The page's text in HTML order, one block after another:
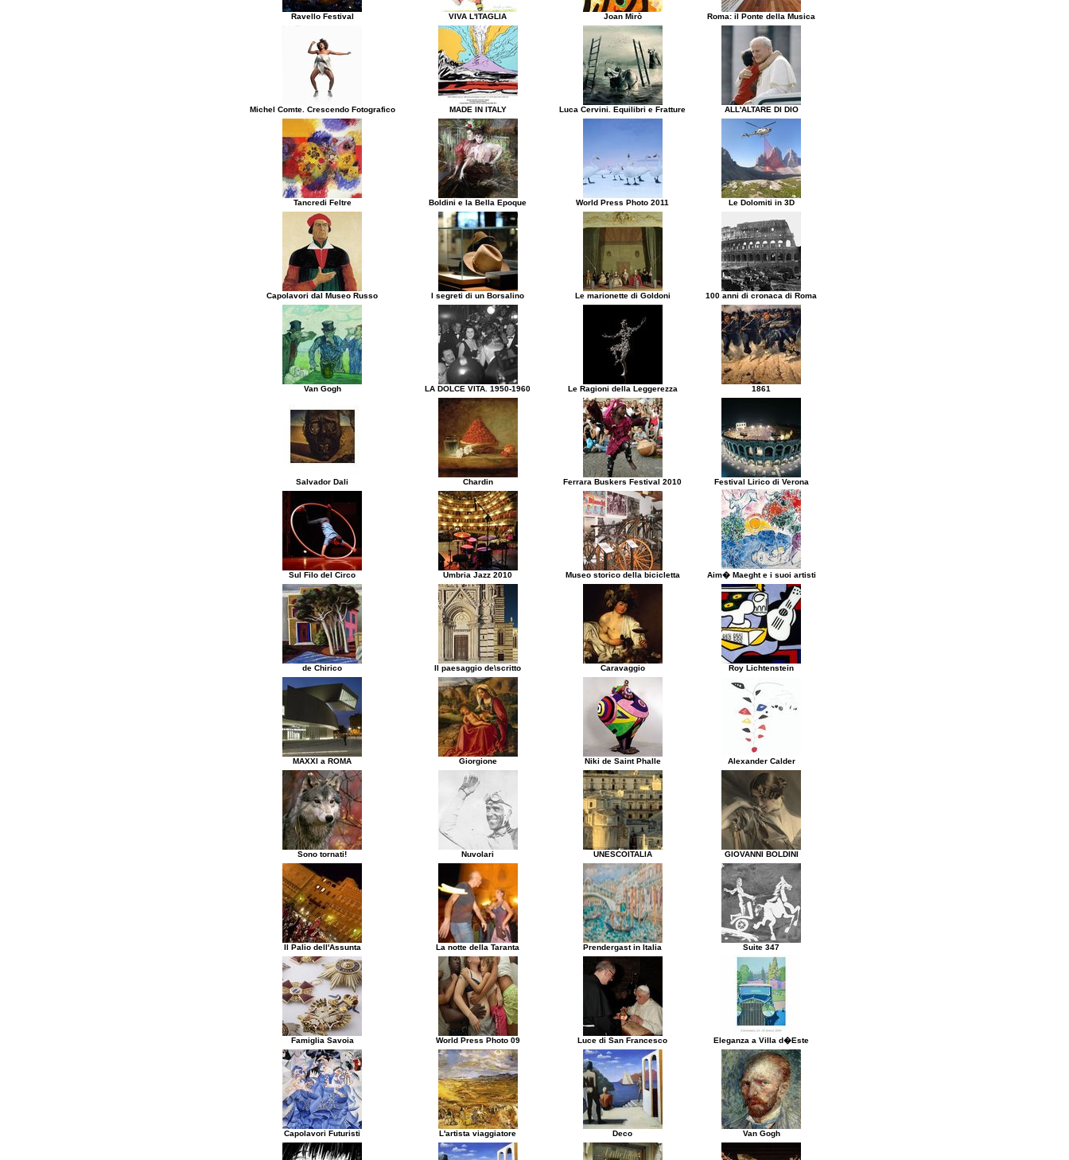
Ravello Festival VIVA L'ITAGLIA Joan Mirò Roma: il Ponte della Musica
Michel Comte. Crescendo Fotografico MADE IN ITALY Luca Cervini. Equilibri e Fratture ALL'ALTARE DI DIO
Tancredi Feltre Boldini e la Bella Epoque World Press Photo 2011 Le Dolomiti in 3D
Capolavori dal Museo Russo I segreti di un Borsalino Le marionette di Goldoni 100 anni di cronaca di Roma
Van Gogh LA DOLCE VITA. 1950-1960 Le Ragioni della Leggerezza 1861
Salvador Dali Chardin Ferrara Buskers Festival 2010 Festival Lirico di Verona
Sul Filo del Circo Umbria Jazz 2010 Museo storico della bicicletta Aim� Maeght e i suoi artisti
de Chirico Il paesaggio de\scritto Caravaggio Roy Lichtenstein
MAXXI a ROMA Giorgione Niki de Saint Phalle Alexander Calder
Sono tornati! Nuvolari UNESCOITALIA GIOVANNI BOLDINI
Il Palio dell'Assunta La notte della Taranta Prendergast in Italia Suite 347
Famiglia Savoia World Press Photo 09 Luce di San Francesco Eleganza a Villa d�Este
Capolavori Futuristi L'artista viaggiatore Deco Van Gogh